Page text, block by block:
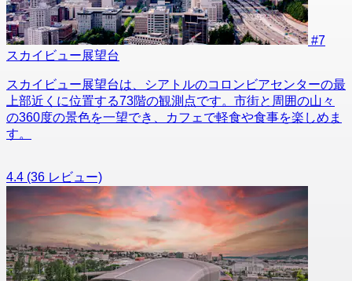
#7
スカイビュー展望台
スカイビュー展望台は、シアトルのコロンビアセンターの最
上部近くに位置する73階の観測点です。市街と周囲の山々
の360度の景色を一望でき、カフェで軽食や食事を楽しめま
す。
4.4 (36 レビュー)